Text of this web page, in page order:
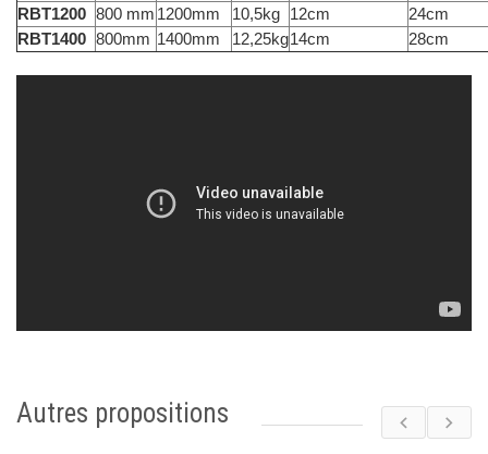
RBT1200 800 mm 1200mm 10,5kg 12cm
24cm
RBT1400 800mm 1400mm 12,25kg14cm 28cm
Autres propositions